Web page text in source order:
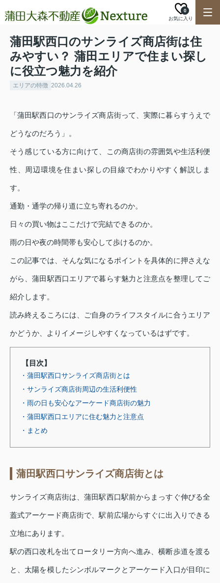
お気に入り
0
蒲田駅西口のサンライズ商店街は住
みやすい？ 蒲田エリアで住まい探し
に役立つ魅力を紹介
エリアの特徴 2026.04.26
「蒲田駅西口のサンライズ商店街って、実際に暮らすうえで
どうなのだろう」。
そう感じている方に向けて、この商店街の雰囲気や生活利便
性、周辺環境を住まい探しの目線でわかりやすく解説しま
す。
通勤・通学の帰り道に立ち寄れるのか。
日々の買い物はここだけで完結できるのか。
雨の日や夜の時間帯も安心して歩けるのか。
この記事では、そんな気になるポイントを具体的に押さえな
がら、蒲田駅西口エリアで暮らす魅力と注意点を整理してご
紹介します。
読み終えるころには、ご自身のライフスタイルに合うエリア
かどうか、よりイメージしやすくなっているはずです。
【目次】
・蒲田駅西口サンライズ商店街とは
・サンライズ商店街周辺の生活利便性
・雨の日も安心なアーケード商店街の魅力
・蒲田駅西口エリアに住む魅力と注意点
・まとめ
蒲田駅西口サンライズ商店街とは
サンライズ商店街は、蒲田駅西口駅前からまっすぐ伸びる全
蓋式アーケード商店街で、駅前広場からすぐに出入りできる
立地にあります。
駅の西口改札を出てロータリー方向へ進み、横断歩道を渡る
と、太陽を模したシンボルマークとアーケード入口が目印に